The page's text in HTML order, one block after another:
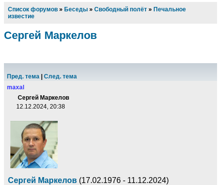
Список форумов » Беседы » Свободный полёт » Печальное
известие
Сергей Маркелов
Пред. тема
След. тема
maxal
Сергей Маркелов
12.12.2024, 20:38
Сергей Маркелов (17.02.1976 - 11.12.2024)